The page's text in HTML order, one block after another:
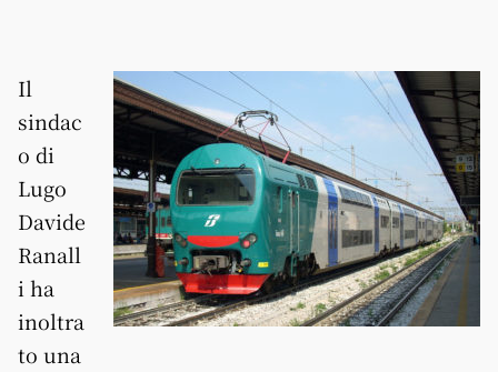
Il
sindac
o di
Lugo
Davide
Ranall
i ha
inoltra
to una